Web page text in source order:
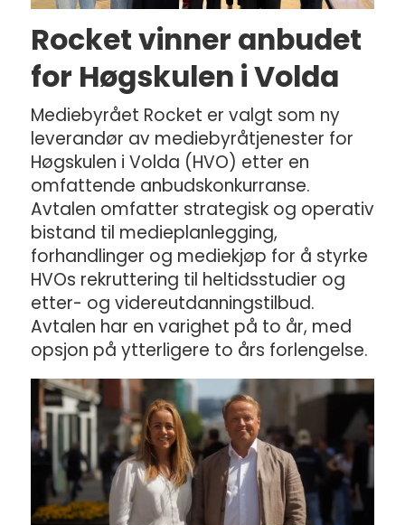
Rocket vinner anbudet
for Høgskulen i Volda
Mediebyrået Rocket er valgt som ny
leverandør av mediebyråtjenester for
Høgskulen i Volda (HVO) etter en
omfattende anbudskonkurranse.
Avtalen omfatter strategisk og operativ
bistand til medieplanlegging,
forhandlinger og mediekjøp for å styrke
HVOs rekruttering til heltidsstudier og
etter- og videreutdanningstilbud.
Avtalen har en varighet på to år, med
opsjon på ytterligere to års forlengelse.